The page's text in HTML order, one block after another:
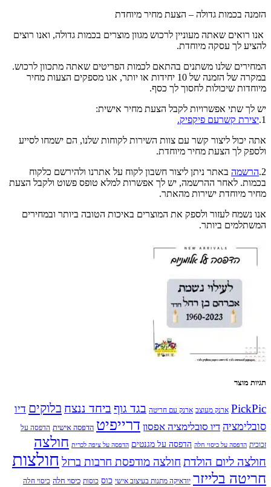
הזמנה בכמות גדולה – הצעת מחיר מיוחדת
אנו רואים שאתה מעוניין לרכוש מגוון מוצרים בכמות גדולה, ואנו רוצים
להציע לך עסקה מיוחדת.
המחירים שלנו משתנים בהתאם לכמות הפריטים שאתה מתכוון לרכוש.
במקרה של הזמנה של 10 יחידות או יותר, אנו מספקים הצעות מחיר
מיוחדות שיכולות לחסוך לך כסף.
יש לך שתי אפשרויות לקבל הצעת מחיר אישית:
1. יצירת קשרעם פיקפיק.
אתה יכול ליצור קשר עם צוות השירות לקוחות שלנו, הם ישמחו לסייע
ולספק לך הצעת מחיר מיוחדת.
2. הרשמה באתר ניתן ליצור חשבון לקוח על אתרנו ולהירשם כלקוח
בכמות. לאחר ההרשמה, יש לך אפשרות למלא טופס פשוט ולקבל הצעת
מחיר מיוחדת ישירות מהאתר.
אנו נשמח לעזור ולספק את המוצרים באיכות הטובה ביותר ובמחירים
המשתלמים ביותר.
תגיות מוצר
PickPic ארנק מעוצב ארנק עם חריטה בגד גוף ביחד ננצח בלוקים דיו
סובלימציה דיו סובלימציה אפסון דרייפיט הדפסה אישית הדפסה על
זכוכית הדפסה על כיסוי חלה הדפסה על מגנטים הדפסה על ציפה לכרית חולצה
חולצה ליום הולדת חולצה מודפסת חרבות ברזל חולצות
חריטה בלייזר יודאיקה מתנות בעיצוב אישי כוס כוסות כיסוי חלה כיסוי חלה